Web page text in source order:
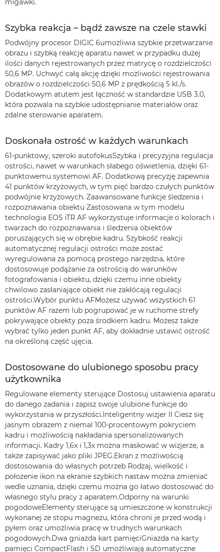
migawki.
Szybka reakcja – bądź zawsze na czele stawki
Podwójny procesor DIGIC 6umożliwia szybkie przetwarzanie
obrazu i szybką reakcję aparatu nawet w przypadku dużej
ilości danych rejestrowanych przez matrycę o rozdzielczości
50,6 MP. Uchwyć całą akcję dzięki możliwości rejestrowania
obrazów o rozdzielczości 50,6 MP z prędkością 5 kl./s.
Dodatkowym atutem jest łączność w standardzie USB 3.0,
która pozwala na szybkie udostępnianie materiałów oraz
zdalne sterowanie aparatem.
Doskonała ostrość w każdych warunkach
61-punktowy, szeroki autofokusSzybka i precyzyjna regulacja
ostrości, nawet w warunkach słabego oświetlenia, dzięki 61-
punktowemu systemowi AF. Dodatkową precyzję zapewnia
41 punktów krzyżowych, w tym pięć bardzo czułych punktów
podwójnie krzyżowych. Zaawansowane funkcje śledzenia i
rozpoznawania obiektu Zastosowana w tym modelu
technologia EOS iTR AF wykorzystuje informacje o kolorach i
twarzach do rozpoznawania i śledzenia obiektów
poruszających się w obrębie kadru. Szybkość reakcji
automatycznej regulacji ostrości może zostać
wyregulowana za pomocą prostego narzędzia, które
dostosowuje podążanie za ostrością do warunków
fotografowania i obiektu, dzięki czemu inne obiekty
chwilowo zasłaniające obiekt nie zakłócają regulacji
ostrości.Wybór punktu AFMożesz używać wszystkich 61
punktów AF razem lub pogrupować je w ruchome strefy
pokrywające obiekty poza środkiem kadru. Możesz także
wybrać tylko jeden punkt AF, aby dokładnie ustawić ostrość
na określoną część ujęcia.
Dostosowane do ulubionego sposobu pracy
użytkownika
Regulowane elementy sterujące Dostosuj ustawienia aparatu
do danego zadania i zapisz swoje ulubione funkcje do
wykorzystania w przyszłości.Inteligentny wizjer II Ciesz się
jasnym obrazem z niemal 100-procentowym pokryciem
kadru i możliwością nakładania spersonalizowanych
informacji. Kadry 1,6x i 1,3x można maskować w wizjerze, a
także zapisywać jako pliki JPEG.Ekran z możliwością
dostosowania do własnych potrzeb Rodzaj, wielkość i
położenie ikon na ekranie szybkich nastaw można zmieniać
wedle uznania, dzięki czemu można go łatwo dostosować do
własnego stylu pracy z aparatem.Odporny na warunki
pogodoweElementy sterujące są umieszczone w konstrukcji
wykonanej ze stopu magnezu, która chroni je przed wodą i
pyłem oraz umożliwia pracę w trudnych warunkach
pogodowych.Dwa gniazda kart pamięciGniazda na karty
pamięci CompactFlash i SD umożliwiają automatyczne